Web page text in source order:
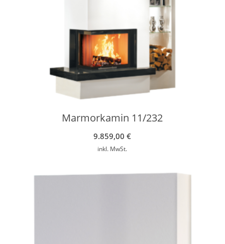
Marmorkamin 11/232
9.859,00€
inkl. MwSt.